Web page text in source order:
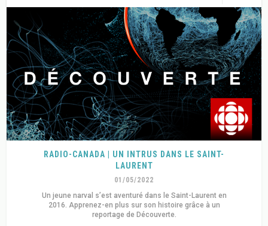
RADIO-CANADA | UN INTRUS DANS LE SAINT-
LAURENT
01/05/2022
Un jeune narval s’est aventuré dans le Saint-Laurent en
2016. Apprenez-en plus sur son histoire grâce à un
reportage de Découverte.